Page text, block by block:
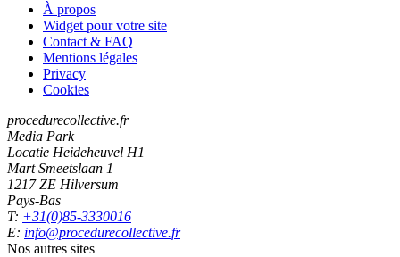
À propos
Widget pour votre site
Contact & FAQ
Mentions légales
Privacy
Cookies
procedurecollective.fr
Media Park
Locatie Heideheuvel H1
Mart Smeetslaan 1
1217 ZE Hilversum
Pays-Bas
T: +31(0)85-3330016
E: info@procedurecollective.fr
Nos autres sites